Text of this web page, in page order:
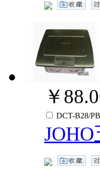
￥
DCT-B28/PB